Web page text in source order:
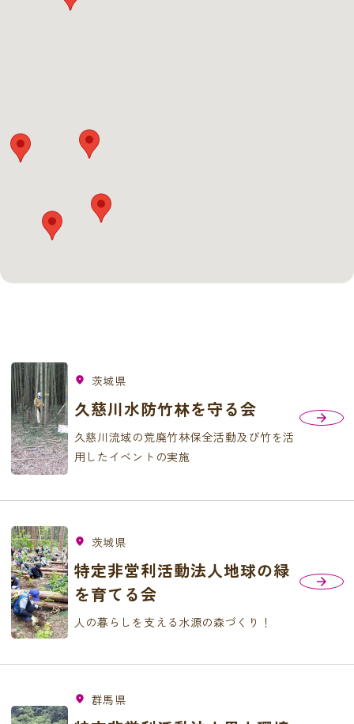
fmd_good 茨城県
久慈川水防竹林を守る会
久慈川流域の荒廃竹林保全活動及び竹を活
用したイベントの実施
fmd_good 茨城県
特定非営利活動法人地球の緑
を育てる会
人の暮らしを支える水源の森づくり！
fmd_good 群馬県